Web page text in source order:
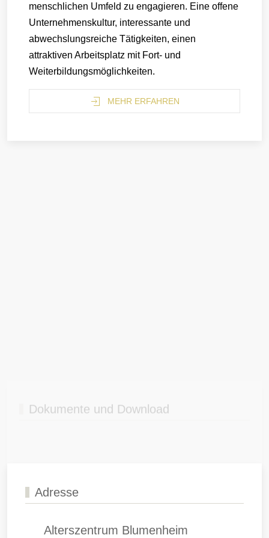
menschlichen Umfeld zu engagieren. Eine offene
Unternehmenskultur, interessante und
abwechslungsreiche Tätigkeiten, einen
attraktiven Arbeitsplatz mit Fort- und
Weiterbildungsmöglichkeiten.
MEHR ERFAHREN
Adresse
Alterszentrum Blumenheim